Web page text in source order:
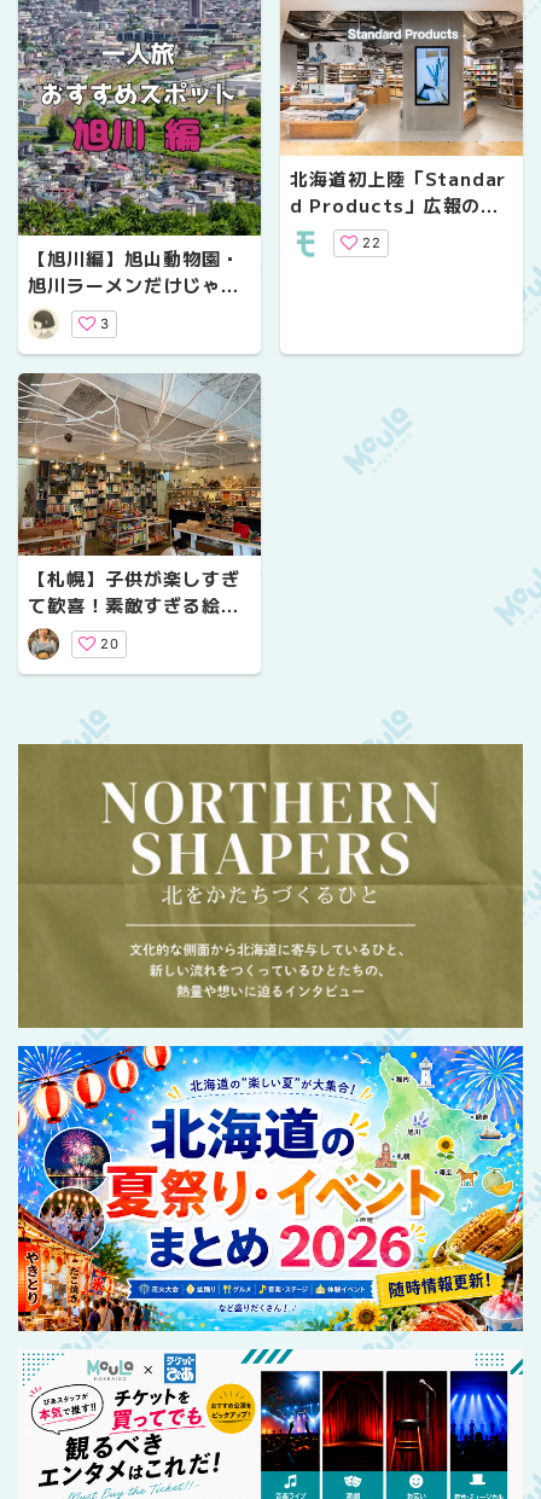
【旭川編】旭山動物園・
旭川ラーメンだけじゃな
い！雄大な自然に囲まれ
た旭川の「一人旅」おす
すめスポット
3
北海道初上陸「Standar
d Products」広報の上
原さんにインタビューし
てみた！！
22
【札幌】子供が楽しすぎ
て歓喜！素敵すぎる絵本
屋さんに行ってきた！
20